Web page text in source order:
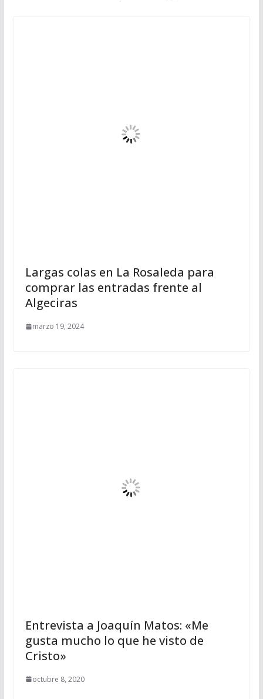
Largas colas en La Rosaleda para
comprar las entradas frente al
Algeciras
marzo 19, 2024
Entrevista a Joaquín Matos: «Me
gusta mucho lo que he visto de
Cristo»
octubre 8, 2020